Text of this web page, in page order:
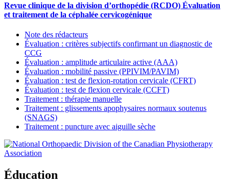
Revue clinique de la division d’orthopédie (RCDO) Évaluation
et traitement de la céphalée cervicogénique
Note des rédacteurs
Évaluation : critères subjectifs confirmant un diagnostic de
CCG
Évaluation : amplitude articulaire active (AAA)
Évaluation : mobilité passive (PPIVIM/PAVIM)
Évaluation : test de flexion-rotation cervicale (CFRT)
Évaluation : test de flexion cervicale (CCFT)
Traitement : thérapie manuelle
Traitement : glissements apophysaires normaux soutenus
(SNAGS)
Traitement : puncture avec aiguille sèche
Éducation